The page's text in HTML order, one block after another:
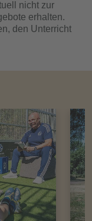
nicht zur
erhalten.
den Unterricht